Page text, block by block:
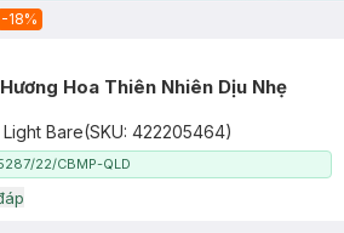
-18%
Hoa Thiên Nhiên Dịu Nhẹ
Bare(SKU: 422205464)
22/CBMP-QLD